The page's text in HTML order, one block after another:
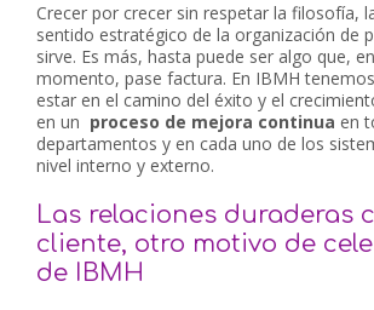
Crecer por crecer sin respetar la filosofía,
sentido estratégico de la organización de
sirve. Es más, hasta puede ser algo que,
momento, pase factura. En IBMH
estar en el camino del éxito y el
en un proceso de mejora continua en
departamentos y en cada uno de los
nivel interno y externo.
Las relaciones duraderas
cliente, otro motivo de
de IBMH